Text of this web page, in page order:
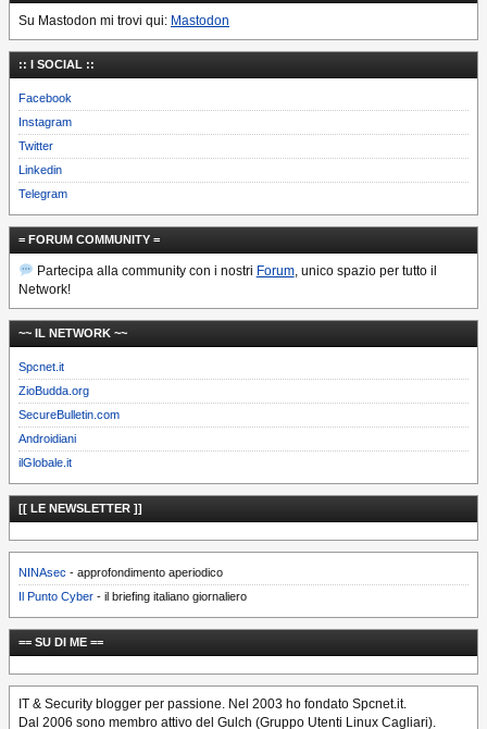
Su Mastodon mi trovi qui: Mastodon
:: I SOCIAL ::
Facebook
Instagram
Twitter
Linkedin
Telegram
= FORUM COMMUNITY =
Partecipa alla community con i nostri Forum, unico spazio per tutto il
Network!
~~ IL NETWORK ~~
Spcnet.it
ZioBudda.org
SecureBulletin.com
Androidiani
ilGlobale.it
[[ LE NEWSLETTER ]]
NINAsec - approfondimento aperiodico
Il Punto Cyber - il briefing italiano giornaliero
== SU DI ME ==
IT & Security blogger per passione. Nel 2003 ho fondato Spcnet.it.
Dal 2006 sono membro attivo del Gulch (Gruppo Utenti Linux Cagliari).